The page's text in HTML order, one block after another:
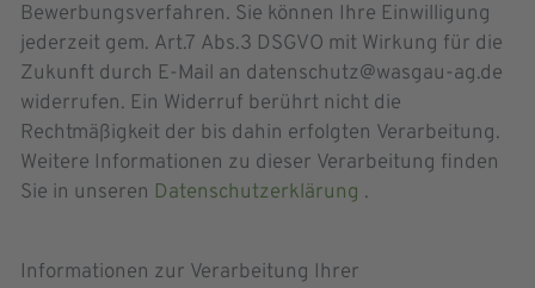
Bewerbungsverfahren. Sie können Ihre Einwilligung
jederzeit gem. Art.7 Abs.3 DSGVO mit Wirkung für die
Zukunft durch E-Mail an datenschutz@wasgau-ag.de
widerrufen. Ein Widerruf berührt nicht die
Rechtmäßigkeit der bis dahin erfolgten Verarbeitung.
Weitere Informationen zu dieser Verarbeitung finden
Sie in unseren Datenschutzerklärung .
Informationen zur Verarbeitung Ihrer